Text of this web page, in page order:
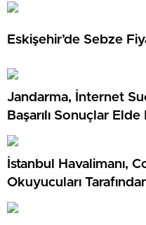
Eskişehir’de Sebze
Jandarma, İnternet
Başarılı Sonuçlar
İstanbul Havalimanı,
Okuyucuları
Havalimanı Seçildi